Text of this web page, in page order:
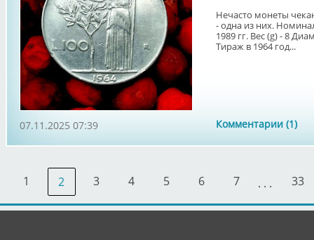
Нечасто монеты
- одна из них.
1989 гг. Вес (g) - 8
Тираж в 1964 год...
Комментарии (1)
07.11.2025 07:39
1 2 3 4 5 6 7 . . . 33